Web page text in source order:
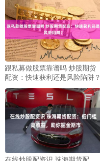
跟私募做股票靠谱吗 炒股期货
配资：快速获利还是风险陷阱？
在线炒股配资识 珠海期货配